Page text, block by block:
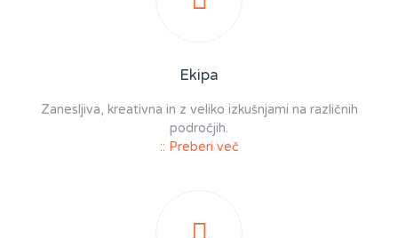
Ekipa
Zanesljiva, kreativna in z veliko izkušnjami na različnih
področjih.
:: Preberi več